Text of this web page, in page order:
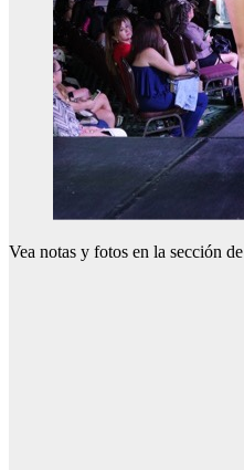
Vea notas y fotos en la sección de